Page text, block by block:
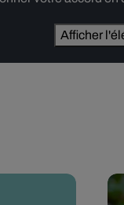
Afficher